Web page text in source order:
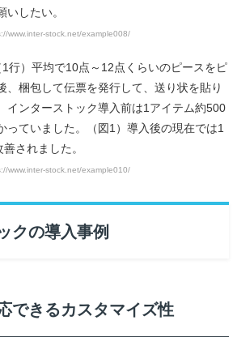
したい。
www.inter-stock.net/example008/
行）平均で10点～12点くらいのピースをピ
、梱包して伝票を発行して、送り状を貼り
インターストック導入前は1アイテム約500
っていました。（図1）導入後の現在では1
されました。
www.inter-stock.net/example010/
クの導入事例
できるカスタマイズ性